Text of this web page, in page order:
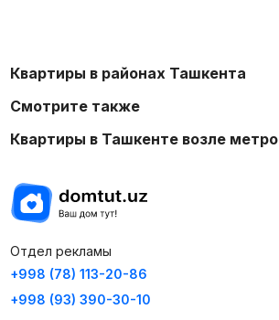
Квартиры в районах Ташкента
Смотрите также
Квартиры в Ташкенте возле метро
Отдел рекламы
+998 (78) 113-20-86
+998 (93) 390-30-10